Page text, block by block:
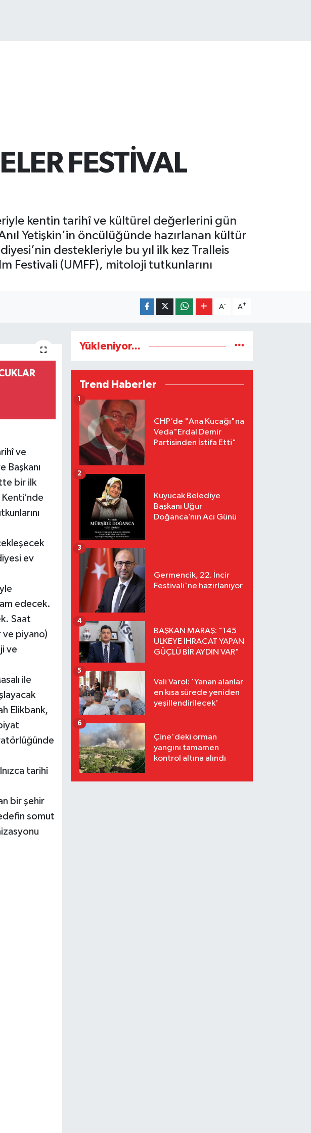
FESTİVAL
kentin tarihî ve kültürel değerlerini gün
Yetişkin’in öncülüğünde hazırlanan kültür
destekleriyle bu yıl ilk kez Tralleis
Festivali (UMFF), mitoloji tutkunlarını
A- A+
ve
Başkanı
bir ilk
ev
edecek.
Saat
ve piyano)
ve
ile
Elikbank,
tarihî
bir şehir
somut
Yükleniyor...
Trend Haberler
CHP’de "Ana Kucağı"na
Veda"Erdal Demir
Partisinden İstifa Etti"
1
Kuyucak Belediye
Başkanı Uğur
Doğanca’nın Acı Günü
2
Germencik, 22. İncir
Festivali'ne hazırlanıyor
3
BAŞKAN MARAŞ: "145
ÜLKEYE İHRACAT YAPAN
GÜÇLÜ BİR AYDIN VAR"
4
Vali Varol: 'Yanan alanlar
en kısa sürede yeniden
yeşillendirilecek'
5
Çine'deki orman
yangını tamamen
kontrol altına alındı
6